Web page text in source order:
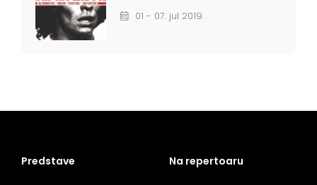
01 - 07. jul 2019.
Predstave Na repertoaru